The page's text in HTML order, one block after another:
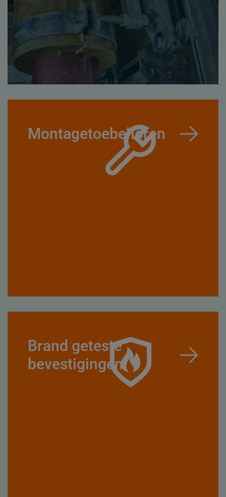
Montagetoebehoren
Brand geteste
bevestigingen